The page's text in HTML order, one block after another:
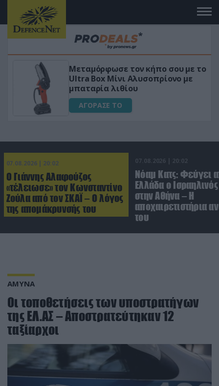
Μεταμόρφωσε τον κήπο σου με το
Ultra Box Μίνι Αλυσοπρίονο με
μπαταρία λιθίου
ΑΓΟΡΑΣΕ ΤΟ
07.08.2026 | 20:02
Ο Γιάννης Αλαφούζος
«τέλειωσε» τον Κωνσταντίνο
Ζούλα από τον ΣΚΑΪ – Ο λόγος
της απομάκρυνσής του
07.08.2026 | 20:02
Νόαμ Κατς: Φεύγει
Ελλάδα ο
στην Αθήνα – Η
αποχαιρετιστήρια
του
ΑΜΥΝΑ
Οι τοποθετήσεις των υποστρατήγων
της ΕΛ.ΑΣ – Αποστρατεύτηκαν 12
ταξίαρχοι